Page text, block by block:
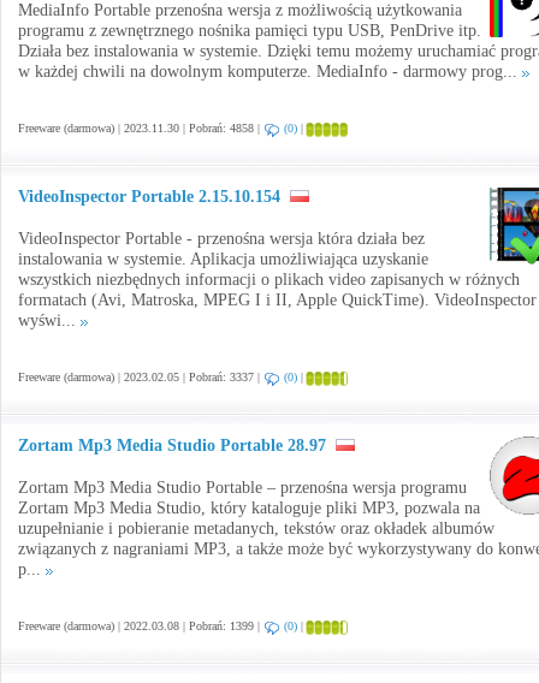
MediaInfo Portable przenośna wersja z możliwością użytkowania
programu z zewnętrznego nośnika pamięci typu USB, PenDrive itp.
Działa bez instalowania w systemie. Dzięki temu możemy uruchamiać
w każdej chwili na dowolnym komputerze. MediaInfo - darmowy prog...
Freeware (darmowa) | 2023.11.30 | Pobrań: 4858 | (0) |
VideoInspector Portable 2.15.10.154
VideoInspector Portable - przenośna wersja która działa bez
instalowania w systemie. Aplikacja umożliwiająca uzyskanie
wszystkich niezbędnych informacji o plikach video zapisanych w różnych
formatach (Avi, Matroska, MPEG I i II, Apple QuickTime). VideoInspector
wyświ...
Freeware (darmowa) | 2023.02.05 | Pobrań: 3337 | (0) |
Zortam Mp3 Media Studio Portable 28.97
Zortam Mp3 Media Studio Portable – przenośna wersja programu
Zortam Mp3 Media Studio, który kataloguje pliki MP3, pozwala na
uzupełnianie i pobieranie metadanych, tekstów oraz okładek albumów
związanych z nagraniami MP3, a także może być wykorzystywany do
p...
Freeware (darmowa) | 2022.03.08 | Pobrań: 1399 | (0) |